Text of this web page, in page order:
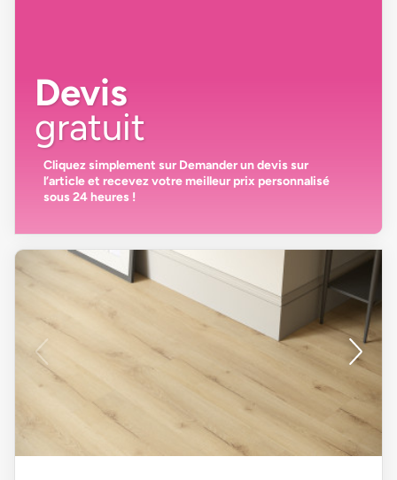
Devis
gratuit
Cliquez simplement sur Demander un devissur
l’article et recevez votremeilleur prix personnalisé
sous 24 heures !